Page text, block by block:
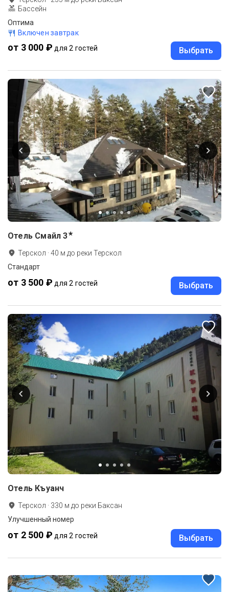
Бассейн
Оптима
Включен завтрак
от 3 000 ₽ для 2 гостей Выбрать
Отель Смайл 3★
Терскол ·40 м до реки Терскол
Стандарт
от 3 500 ₽ для 2 гостей Выбрать
Отель Къуанч
Терскол · 330 м до реки Баксан
Улучшенный номер
от 2 500 ₽ для 2 гостей Выбрать